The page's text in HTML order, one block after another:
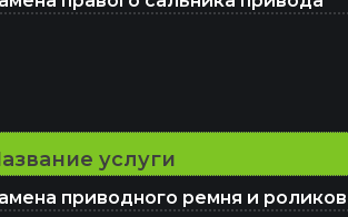
услуги
приводного ремня и роликов